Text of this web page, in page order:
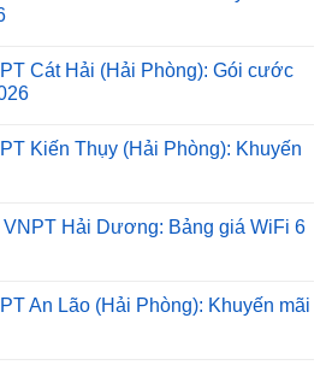
Cát Hải (Hải Phòng): Gói cước
Kiến Thụy (Hải Phòng): Khuyến
VNPT Hải Dương: Bảng giá WiFi 6
An Lão (Hải Phòng): Khuyến mãi